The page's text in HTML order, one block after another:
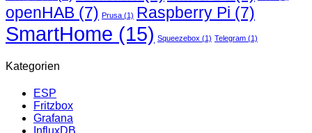
openHAB (7) Prusa (1) Raspberry Pi (7)
SmartHome (15) Squeezebox (1) Telegram (1)
Kategorien
ESP
Fritzbox
Grafana